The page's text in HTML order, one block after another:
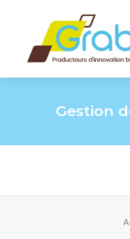
Gestion